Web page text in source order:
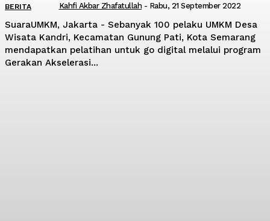
BERITA Kahfi Akbar Zhafatullah - Rabu, 21 September 2022
SuaraUMKM, Jakarta - Sebanyak 100 pelaku UMKM Desa
Wisata Kandri, Kecamatan Gunung Pati, Kota Semarang
mendapatkan pelatihan untuk go digital melalui program
Gerakan Akselerasi...